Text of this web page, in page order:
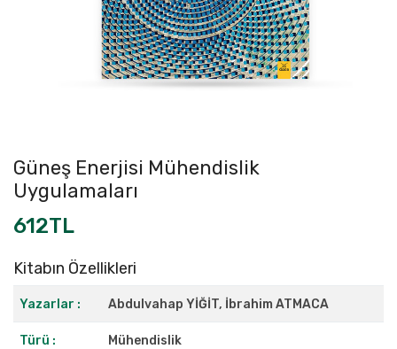
Güneş Enerjisi Mühendislik
Uygulamaları
612TL
Kitabın Özellikleri
Yazarlar : Abdulvahap YİĞİT, İbrahim ATMACA
Türü : Mühendislik